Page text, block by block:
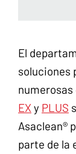
El
soluciones
EX y PLUS
Asaclean®
parte de la